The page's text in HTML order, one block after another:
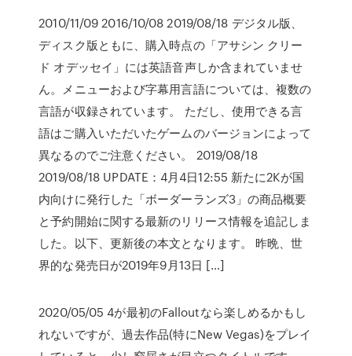
2010/11/09 2016/10/08 2019/08/18 デジタル版、
ディスク版ともに、購入時点の「アサシン クリー
ド オデッセイ」には英語音声しか含まれていませ
ん。メニューおよび字幕用言語については、複数の
言語が収録されています。 ただし、使用できる言
語はご購入いただいたゲームのバージョンによって
異なるのでご注意ください。 2019/08/18
2019/08/18 UPDATE：4月4日12:55 新たに2Kが国
内向けに発行した「ボーダーランズ3」の商品概要
と予約開始に関する最新のリリース情報を追記しま
した。以下、更新後の本文となります。 昨晩、世
界的な発売日が2019年9月13日 […]
2020/05/05 4が最初のFalloutなら楽しめるかもし
れないですが、過去作品(特にNew Vegas)をプレイ